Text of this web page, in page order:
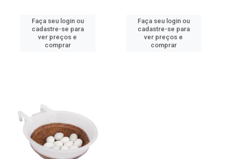
Faça seu login ou
cadastre-se para
ver preços e
comprar
Faça seu login ou
cadastre-se para
ver preços e
comprar